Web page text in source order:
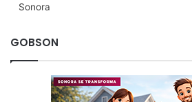
Sonora
GOBSON